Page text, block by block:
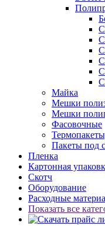
С
С
С
Майка
Мешки
Мешки
Фасовочные
Пакеты под
Пленка
Картонная
Скотч
Оборудование
Расходные
Показать все